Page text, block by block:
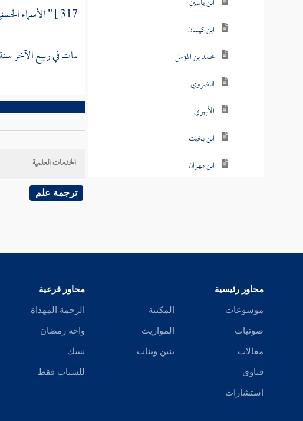
ابن كيسان
محمد بن المؤمل
النضروي
الأبهري
ابن بخيت
ابن مهران
أبو الفتح الأزدي
317 ] " الأسماء
مات في ربيع الآخر
الخدمات العلمية
ترجمة علم
محاور رئيسية
موسوعات
صوتيات
مقالات
فتاوى
استشارات
المكتبة
المواريث
بنين وبنات
محاور فرعية
الرحمة المهداة
واحة رمضان
نسك
للشباب فقط